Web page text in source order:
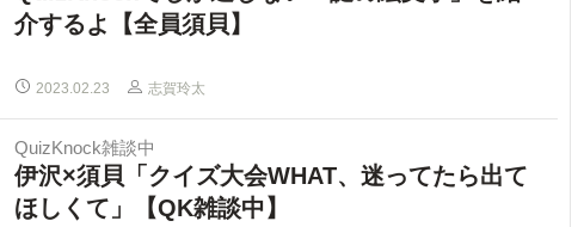
介するよ【全員須貝】
2023.02.23 志賀玲太
QuizKnock雑談中
伊沢×須貝「クイズ大会WHAT、迷ってたら出て
ほしくて」【QK雑談中】